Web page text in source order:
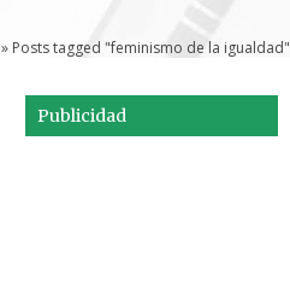
» Posts tagged "feminismo de la igualdad"
Publicidad